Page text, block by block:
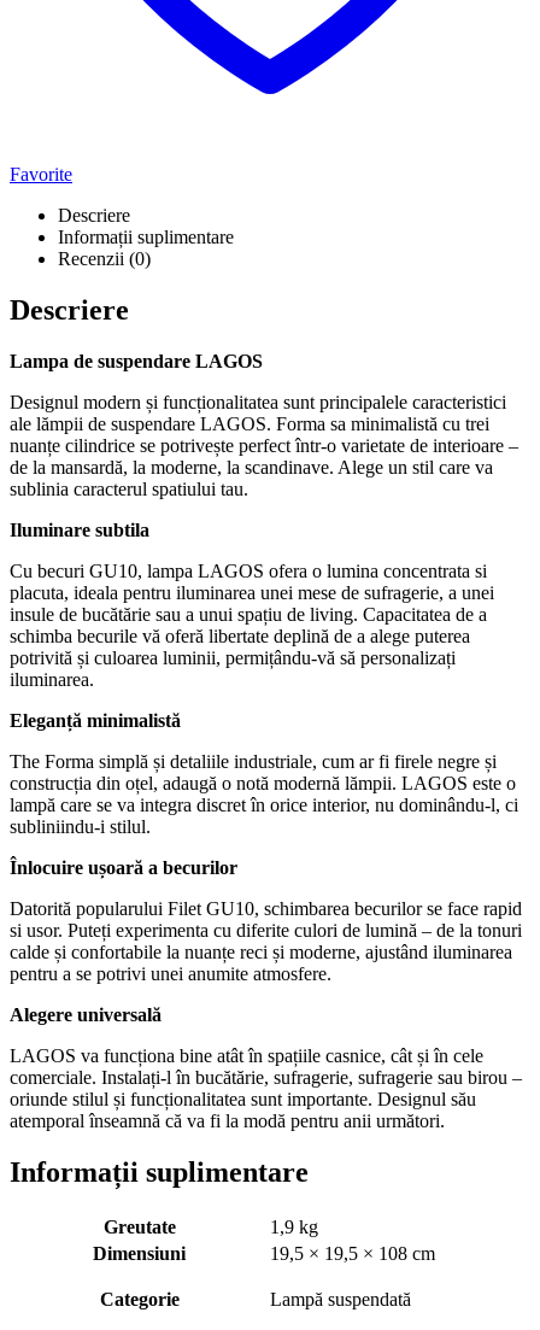
Favorite
Descriere
Informații suplimentare
Recenzii (0)
Descriere
Lampa de suspendare LAGOS
Designul modern și funcționalitatea sunt principalele caracteristici
ale lămpii de suspendare LAGOS. Forma sa minimalistă cu trei
nuanțe cilindrice se potrivește perfect într-o varietate de interioare –
de la mansardă, la moderne, la scandinave. Alege un stil care va
sublinia caracterul spatiului tau.
Iluminare subtila
Cu becuri GU10, lampa LAGOS ofera o lumina concentrata si
placuta, ideala pentru iluminarea unei mese de sufragerie, a unei
insule de bucătărie sau a unui spațiu de living. Capacitatea de a
schimba becurile vă oferă libertate deplină de a alege puterea
potrivită și culoarea luminii, permițându-vă să personalizați
iluminarea.
Eleganță minimalistă
The Forma simplă și detaliile industriale, cum ar fi firele negre și
construcția din oțel, adaugă o notă modernă lămpii. LAGOS este o
lampă care se va integra discret în orice interior, nu dominându-l, ci
subliniindu-i stilul.
Înlocuire ușoară a becurilor
Datorită popularului Filet GU10, schimbarea becurilor se face rapid
si usor. Puteți experimenta cu diferite culori de lumină – de la tonuri
calde și confortabile la nuanțe reci și moderne, ajustând iluminarea
pentru a se potrivi unei anumite atmosfere.
Alegere universală
LAGOS va funcționa bine atât în ​​spațiile casnice, cât și în cele
comerciale. Instalați-l în bucătărie, sufragerie, sufragerie sau birou –
oriunde stilul și funcționalitatea sunt importante. Designul său
atemporal înseamnă că va fi la modă pentru anii următori.
Informații suplimentare
Greutate
1,9 kg
Dimensiuni
19,5 × 19,5 × 108 cm
Categorie Lampă suspendată